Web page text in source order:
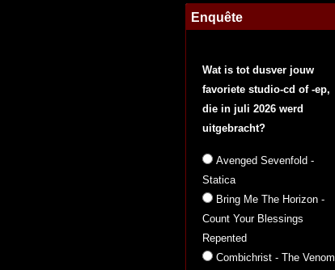
Enquête
Wat is tot dusver jouw
favoriete studio-cd of -ep,
die in juli 2026 werd
uitgebracht?
Avenged Sevenfold -
Statica
Bring Me The Horizon -
Count Your Blessings
Repented
Combichrist - The Venom